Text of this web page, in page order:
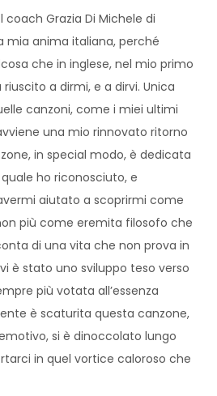
Grazia Di Michele di
mia anima italiana, perché
che in inglese, nel mio primo
a dirmi, e a dirvi. Unica
canzoni, come i miei ultimi
una mio rinnovato ritorno
in special modo, è dedicata
ho riconosciuto, e
aiutato a scoprirmi come
più come eremita filosofo che
di una vita che non prova in
è stato uno sviluppo teso verso
più votata all’essenza
è scaturita questa canzone,
si è dinoccolato lungo
in quel vortice caloroso che